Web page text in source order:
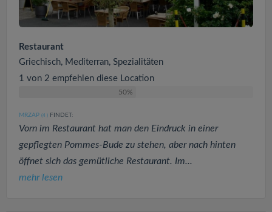
Restaurant
Griechisch, Mediterran, Spezialitäten
1 von 2 empfehlen diese Location
50%
MRZAP (4 ) FINDET:
Vorn im Restaurant hat man den Eindruck in einer
gepflegten Pommes-Bude zu stehen, aber nach hinten
öffnet sich das gemütliche Restaurant. Im...
mehr lesen